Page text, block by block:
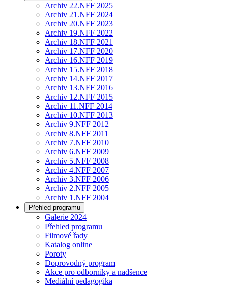
Archiv 22.NFF 2025
Archiv 21.NFF 2024
Archiv 20.NFF 2023
Archiv 19.NFF 2022
Archiv 18.NFF 2021
Archiv 17.NFF 2020
Archiv 16.NFF 2019
Archiv 15.NFF 2018
Archiv 14.NFF 2017
Archiv 13.NFF 2016
Archiv 12.NFF 2015
Archiv 11.NFF 2014
Archiv 10.NFF 2013
Archiv 9.NFF 2012
Archiv 8.NFF 2011
Archiv 7.NFF 2010
Archiv 6.NFF 2009
Archiv 5.NFF 2008
Archiv 4.NFF 2007
Archiv 3.NFF 2006
Archiv 2.NFF 2005
Archiv 1.NFF 2004
Přehled programu
Galerie 2024
Přehled programu
Filmové řady
Katalog online
Poroty
Doprovodný program
Akce pro odborníky a nadšence
Mediální pedagogika